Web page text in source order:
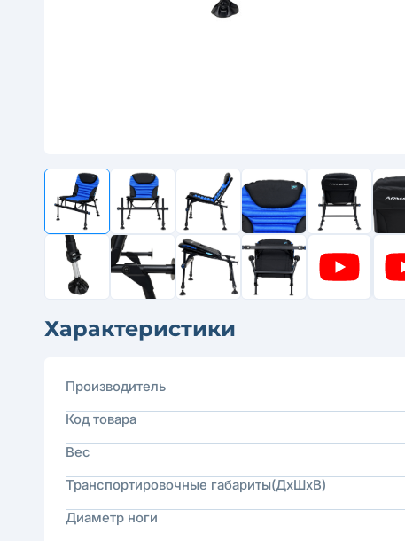
Характеристики
Производитель
Код товара
Вес
Транспортировочные габариты(ДхШхВ)
Диаметр ноги